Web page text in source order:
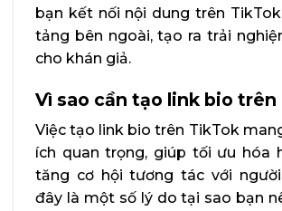
bạn kết nối nội dung trên
tảng bên ngoài, tạo ra trải
cho khán giả.
Vì sao cần tạo link bio trên
Việc tạo link bio trên TikTok
ích quan trọng, giúp tối ưu hóa
tăng cơ hội tương tác với
đây là một số lý do tại sao bạn